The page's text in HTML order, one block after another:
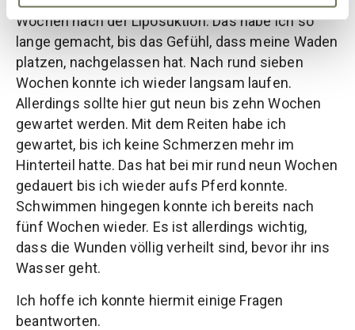
Wochen nach der Liposuktion. Das habe ich so
lange gemacht, bis das Gefühl, dass meine Waden
platzen, nachgelassen hat. Nach rund sieben
Wochen konnte ich wieder langsam laufen.
Allerdings sollte hier gut neun bis zehn Wochen
gewartet werden. Mit dem Reiten habe ich
gewartet, bis ich keine Schmerzen mehr im
Hinterteil hatte. Das hat bei mir rund neun Wochen
gedauert bis ich wieder aufs Pferd konnte.
Schwimmen hingegen konnte ich bereits nach
fünf Wochen wieder. Es ist allerdings wichtig,
dass die Wunden völlig verheilt sind, bevor ihr ins
Wasser geht.
Ich hoffe ich konnte hiermit einige Fragen
beantworten.